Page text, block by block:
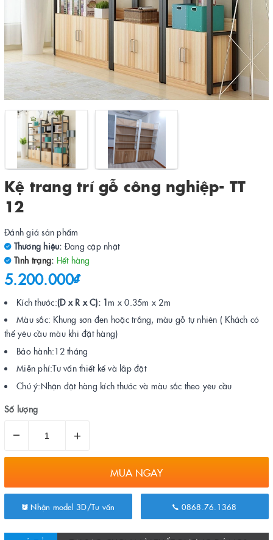
Kệ trang trí gỗ công nghiệp- TT
12
Đánh giá sản phẩm
Thương hiệu: Đang cập nhật
Tình trạng: Hết hàng
5.200.000₫
Kích thước:(D x R x C): 1m x 0.35m x 2m
Màu sắc: Khung sơn đen hoặc trắng, màu gỗ tự nhiên ( Khách có
thể yêu cầu màu khi đặt hàng)
Bảo hành:12 tháng
Miễn phí:Tư vấn thiết kế và lắp đặt
Chú ý:Nhận đặt hàng kích thước và màu sắc theo yêu cầu
Số lượng
– +
MUA NGAY
Nhận model 3D/Tư vấn 0868.76.1368